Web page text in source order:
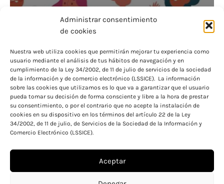
Administrar consentimiento
de cookies
Nuestra web utiliza cookies que permitirán mejorar tu experiencia como
usuario mediante el análisis de tus hábitos de navegación y en
cumplimiento de la Ley 34/2002, de 11 de julio de servicios de la sociedad
de la información y de comercio electrónico (LSSICE). La información
sobre las cookies que utilizamos es lo que va a garantizar que el usuario
pueda tomar su decisión de forma consciente y libre a la hora de prestar
su consentimiento, o por el contrario que no acepte la instalación de
cookies en su dispositivo en los términos del artículo 22 de la Ley
34/2002, de 11 de julio, de Servicios de la Sociedad de la Información y
Comercio Electrónico (LSSICE).
Aceptar
Consigue tu sueño universitario con la Unidad
de Becas UNIR
Política de cookies